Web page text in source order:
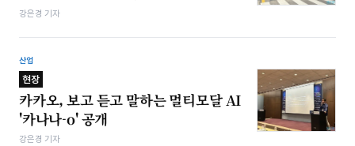
강은경 기자
산업
현장
카카오, 보고 듣고 말하는 멀티모달 AI
'카나나-o' 공개
강은경 기자